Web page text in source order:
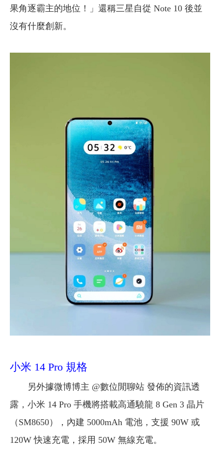
果角逐霸主的地位！」還稱三星自從 Note 10 後並
沒有什麼創新。
小米 14 Pro 規格
另外據微博博主 @數位閒聊站 發佈的資訊透
露，小米 14 Pro 手機將搭載高通驍龍 8 Gen 3 晶片
（SM8650），內建 5000mAh 電池，支援 90W 或
120W 快速充電，採用 50W 無線充電。